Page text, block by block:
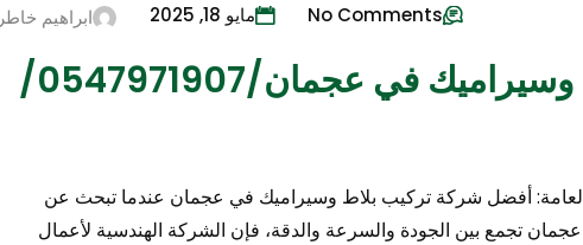
ابراهيم خاطر
مايو 18, 2025 No Comments
شركة تركيب بلاط وسيراميك في عجمان/0547971907/
العامة: أفضل شركة تركيب بلاط وسيراميك في عجمان عندما تبحث عن
تجمع بين الجودة والسرعة والدقة، فإن الشركة الهندسية لأعمال